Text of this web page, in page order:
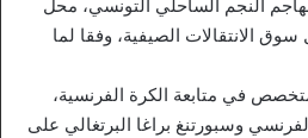
النجم الساحلي التونسي، محل
الانتقالات الصيفية، وفقا لما
“فوت سير 7″، المتخصص في متابعة الكرة الفرنسية،
وسبورتنغ براغا البرتغالي على